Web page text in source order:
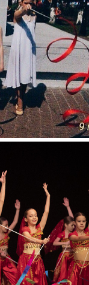
и